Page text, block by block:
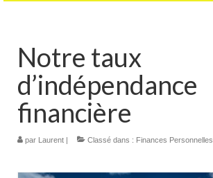
Notre taux
d’indépendance
financière
par Laurent | Classé dans : Finances Personnelles